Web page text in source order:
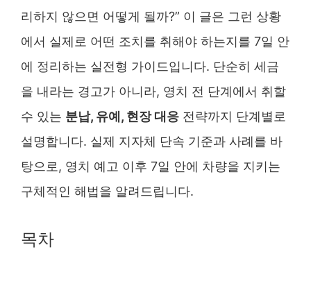
리하지 않으면 어떻게 될까?” 이 글은 그런 상황
에서 실제로 어떤 조치를 취해야 하는지를 7일 안
에 정리하는 실전형 가이드입니다. 단순히 세금
을 내라는 경고가 아니라, 영치 전 단계에서 취할
수 있는 분납, 유예, 현장 대응 전략까지 단계별로
설명합니다. 실제 지자체 단속 기준과 사례를 바
탕으로, 영치 예고 이후 7일 안에 차량을 지키는
구체적인 해법을 알려드립니다.
목차